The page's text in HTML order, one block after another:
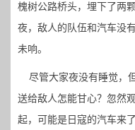
槐树公路桥头，埋下了两
夜，敌人的队伍和汽车没
未响。
尽管大家夜没有睡觉，
送给敌人怎能甘心？忽然
起，可能是日寇的汽车来